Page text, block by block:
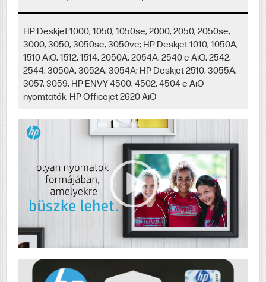
HP Deskjet 1000, 1050, 1050se, 2000, 2050, 2050se,
3000, 3050, 3050se, 3050ve; HP Deskjet 1010, 1050A,
1510 AiO, 1512, 1514, 2050A, 2054A, 2540 e-AiO, 2542,
2544, 3050A, 3052A, 3054A; HP Deskjet 2510, 3055A,
3057, 3059; HP ENVY 4500, 4502, 4504 e-AiO
nyomtatók; HP Officejet 2620 AiO
0:36
Video Player
00:00|00:00